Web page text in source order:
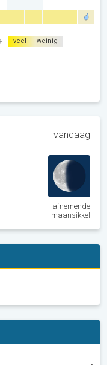
veel weinig
vandaag
afnemende
maansikkel